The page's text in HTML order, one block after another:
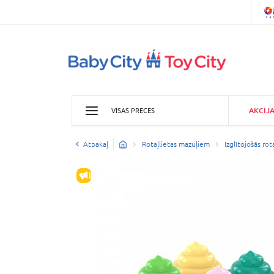
VISAS PRECES
Atpakaļ Rotaļlietas mazuļiem Izglītojošās
IZPĀRDOŠANA